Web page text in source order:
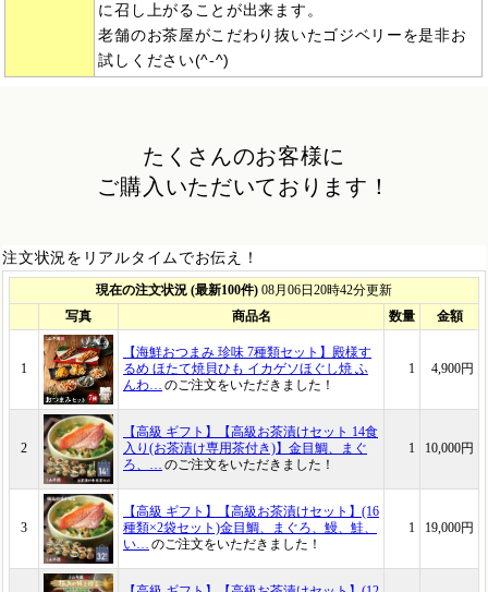
に召し上がることが出来ます。
老舗のお茶屋がこだわり抜いたゴジベリーを是非お
試しください(^-^)
たくさんのお客様に
ご購入いただいております！
注文状況をリアルタイムでお伝え！